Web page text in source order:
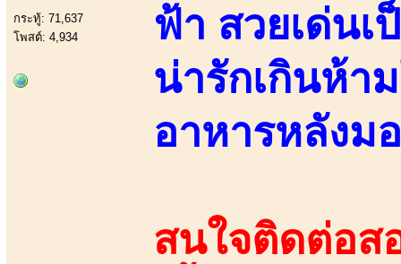
กระทู้: 71,637
โพสต์: 4,934
ฟ้า สวยเด่นเ
น่ารักเกินห้า
อาหารหลังม
สนใจติดต่อส